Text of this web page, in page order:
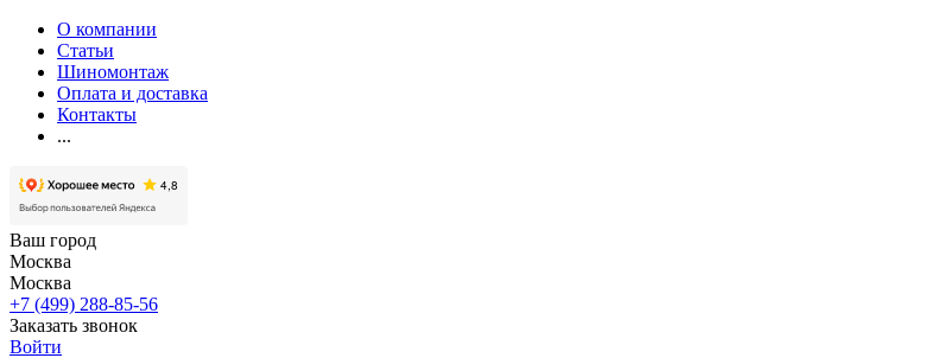
О компании
Статьи
Шиномонтаж
Оплата и доставка
Контакты
...
Ваш город
Москва
Москва
+7 (499) 288-85-56
Заказать звонок
Войти